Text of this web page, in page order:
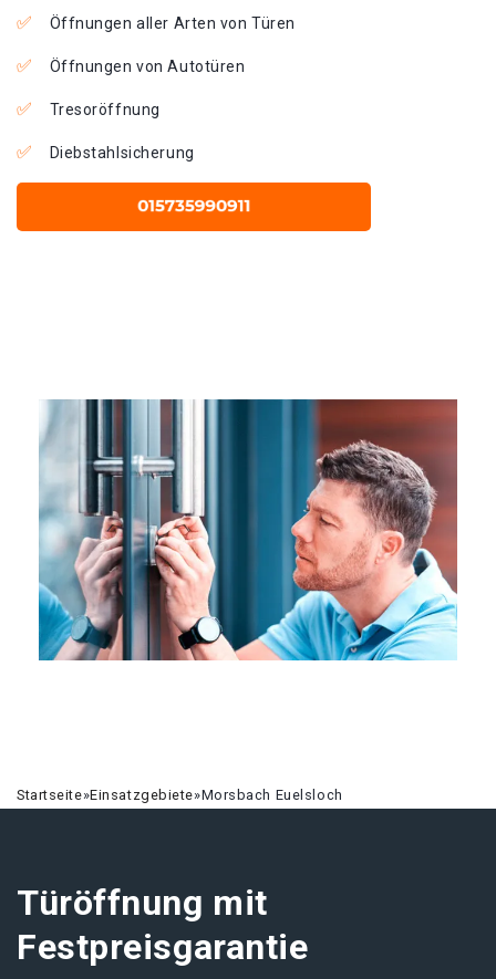
Öffnungen aller Arten von Türen
Öffnungen von Autotüren
Tresoröffnung
Diebstahlsicherung
Startseite»Einsatzgebiete»Morsbach Euelsloch
Türöffnung mit
Festpreisgarantie